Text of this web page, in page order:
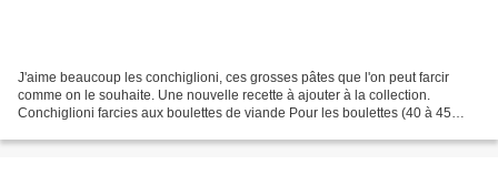
J'aime beaucoup les conchiglioni, ces grosses pâtes que l'on peut farcir
comme on le souhaite. Une nouvelle recette à ajouter à la collection.
Conchiglioni farcies aux boulettes de viande Pour les boulettes (40 à 45